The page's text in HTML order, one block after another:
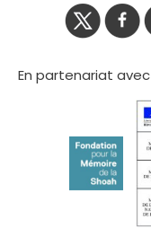
En partenariat avec